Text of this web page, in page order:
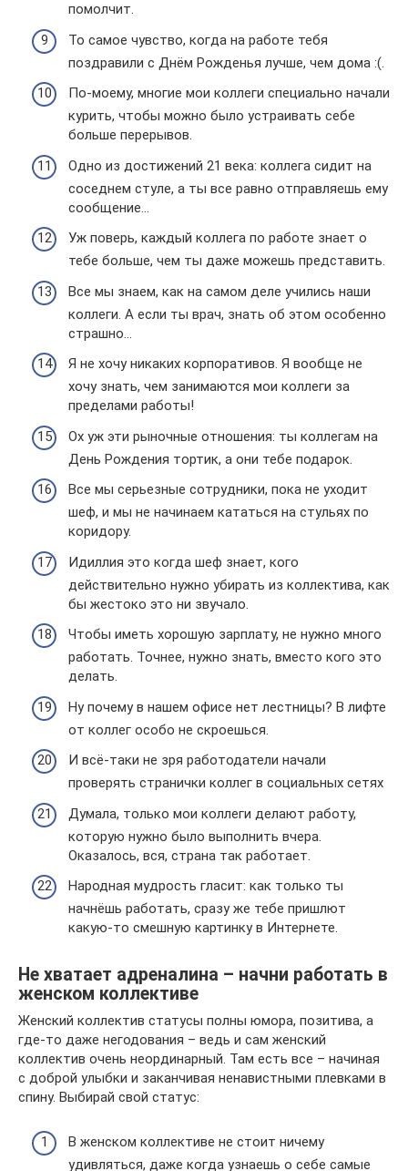
помолчит.
То самое чувство, когда на работе тебя
поздравили с Днём Рожденья лучше, чем дома :(.
По-моему, многие мои коллеги специально начали
курить, чтобы можно было устраивать себе
больше перерывов.
Одно из достижений 21 века: коллега сидит на
соседнем стуле, а ты все равно отправляешь ему
сообщение…
Уж поверь, каждый коллега по работе знает о
тебе больше, чем ты даже можешь представить.
Все мы знаем, как на самом деле учились наши
коллеги. А если ты врач, знать об этом особенно
страшно…
Я не хочу никаких корпоративов. Я вообще не
хочу знать, чем занимаются мои коллеги за
пределами работы!
Ох уж эти рыночные отношения: ты коллегам на
День Рождения тортик, а они тебе подарок.
Все мы серьезные сотрудники, пока не уходит
шеф, и мы не начинаем кататься на стульях по
коридору.
Идиллия это когда шеф знает, кого
действительно нужно убирать из коллектива, как
бы жестоко это ни звучало.
Чтобы иметь хорошую зарплату, не нужно много
работать. Точнее, нужно знать, вместо кого это
делать.
Ну почему в нашем офисе нет лестницы? В лифте
от коллег особо не скроешься.
И всё-таки не зря работодатели начали
проверять странички коллег в социальных сетях
Думала, только мои коллеги делают работу,
которую нужно было выполнить вчера.
Оказалось, вся, страна так работает.
Народная мудрость гласит: как только ты
начнёшь работать, сразу же тебе пришлют
какую-то смешную картинку в Интернете.
Не хватает адреналина – начни работать в
женском коллективе
Женский коллектив статусы полны юмора, позитива, а
где-то даже негодования – ведь и сам женский
коллектив очень неординарный. Там есть все – начиная
с доброй улыбки и заканчивая ненавистными плевками в
спину. Выбирай свой статус:
В женском коллективе не стоит ничему
удивляться, даже когда узнаешь о себе самые